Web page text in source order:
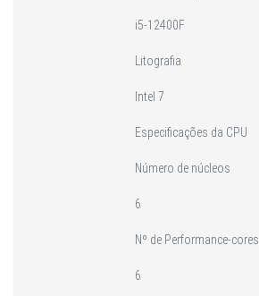
i5-12400F
Litografia
Intel 7
Especificações da CPU
Número de núcleos
6
Nº de Performance-cores
6